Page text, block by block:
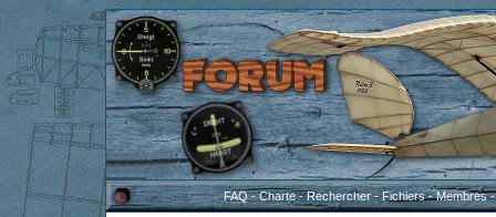
FAQ-Charte-Rechercher-Fichiers-Membres